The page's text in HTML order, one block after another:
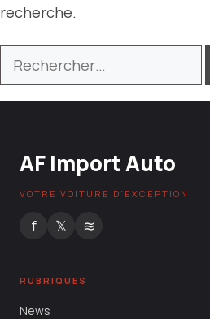
recherche.
Rechercher :
AF Import Auto
VOTRE VOITURE D'EXCEPTION
f 𝕏 ≋
RUBRIQUES
News